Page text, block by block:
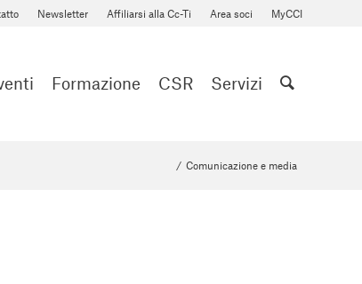
Newsletter Affiliarsi alla Cc-Ti Area soci MyCCI
Formazione CSR Servizi
/ Comunicazione e media